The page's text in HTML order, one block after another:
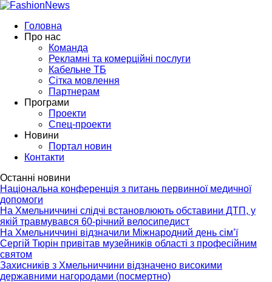
Головна
Про нас
Команда
Рекламні та комерційні послуги
Кабельне ТБ
Сітка мовлення
Партнерам
Програми
Проекти
Спец-проекти
Новини
Портал новин
Контакти
Останні новини
Національна конференція з питань первинної медичної
допомоги
На Хмельниччині слідчі встановлюють обставини ДТП, у
якій травмувався 60-річний велосипедист
На Хмельниччині відзначили Міжнародний день сім’ї
Сергій Тюрін привітав музейників області з професійним
святом
Захисників з Хмельниччини відзначено високими
державними нагородами (посмертно)